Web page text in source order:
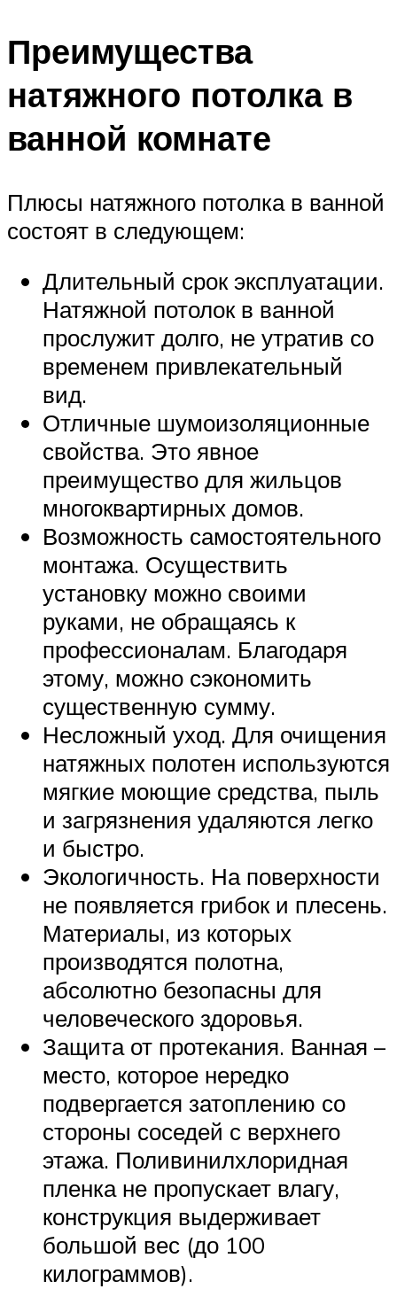
Преимущества
натяжного потолка в
ванной комнате
Плюсы натяжного потолка в ванной
состоят в следующем:
Длительный срок эксплуатации.
Натяжной потолок в ванной
прослужит долго, не утратив со
временем привлекательный
вид.
Отличные шумоизоляционные
свойства. Это явное
преимущество для жильцов
многоквартирных домов.
Возможность самостоятельного
монтажа. Осуществить
установку можно своими
руками, не обращаясь к
профессионалам. Благодаря
этому, можно сэкономить
существенную сумму.
Несложный уход. Для очищения
натяжных полотен используются
мягкие моющие средства, пыль
и загрязнения удаляются легко
и быстро.
Экологичность. На поверхности
не появляется грибок и плесень.
Материалы, из которых
производятся полотна,
абсолютно безопасны для
человеческого здоровья.
Защита от протекания. Ванная –
место, которое нередко
подвергается затоплению со
стороны соседей с верхнего
этажа. Поливинилхлоридная
пленка не пропускает влагу,
конструкция выдерживает
большой вес (до 100
килограммов).